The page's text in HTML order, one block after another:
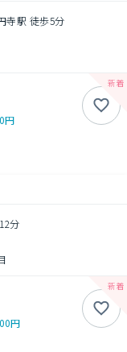
寺駅 徒歩5分
円
分
円